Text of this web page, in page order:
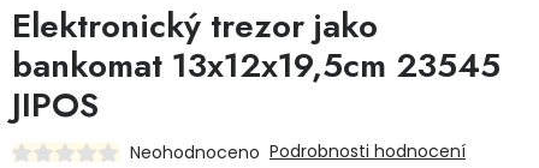
Stavba a dům
Dílna
Elektronický trezor jako
bankomat 13x12x19,5cm 23545
JIPOS
Neohodnoceno Podrobnosti hodnocení